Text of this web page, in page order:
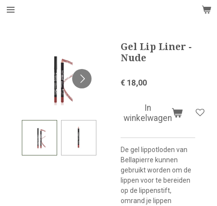
Ga
Gel Lip Liner -
Nude
€ 18,00
In
winkelwagen
De gel lippotloden van
Bellapierre kunnen
gebruikt worden om de
lippen voor te bereiden
op de lippenstift,
omrand je lippen